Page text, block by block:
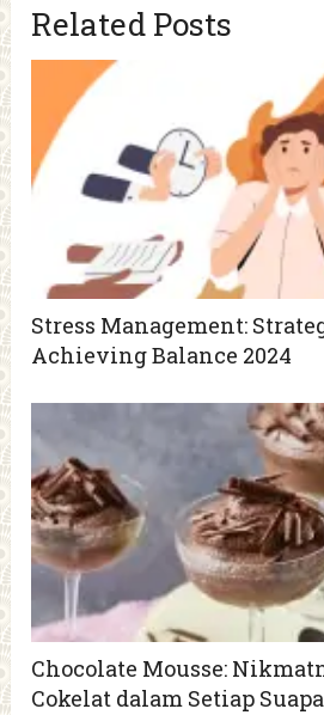
Related Posts
Stress Management:
Achieving Balance 2024
Chocolate Mousse:
Cokelat dalam Setiap